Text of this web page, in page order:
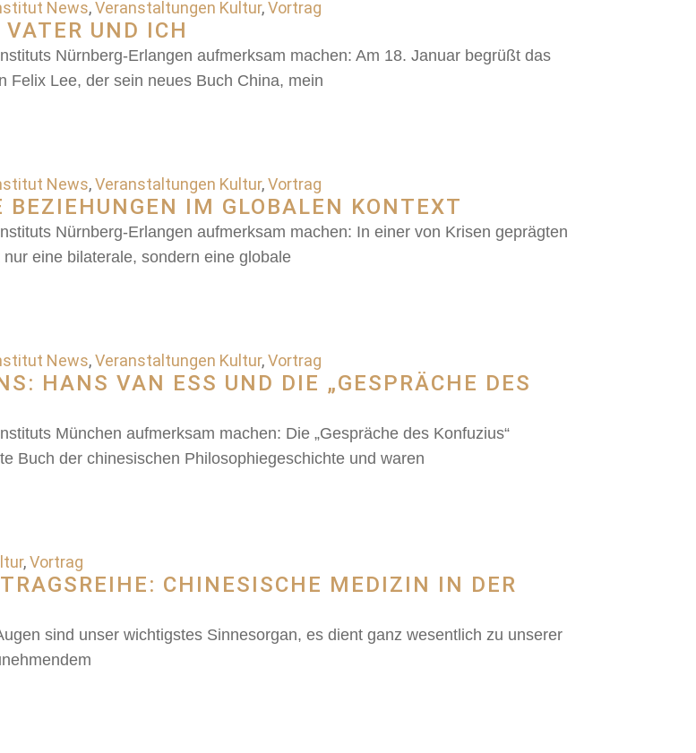
News,Veranstaltungen Kultur,Vortrag
UND ICH
Nürnberg-Erlangen aufmerksam machen: Am 18. Januar begrüßt das
Felix Lee, der sein neues Buch China, mein
News,Veranstaltungen Kultur,Vortrag
IM GLOBALEN KONTEXT
Nürnberg-Erlangen aufmerksam machen: In einer von Krisen geprägten
eine bilaterale, sondern eine globale
News,Veranstaltungen Kultur,Vortrag
HANS VAN ESS UND DIE „GESPRÄCHE DES
München aufmerksam machen: Die „Gespräche des Konfuzius“
Buch der chinesischen Philosophiegeschichte und waren
,Vortrag
CHINESISCHE MEDIZIN IN DER
sind unser wichtigstes Sinnesorgan, es dient ganz wesentlich zu unserer